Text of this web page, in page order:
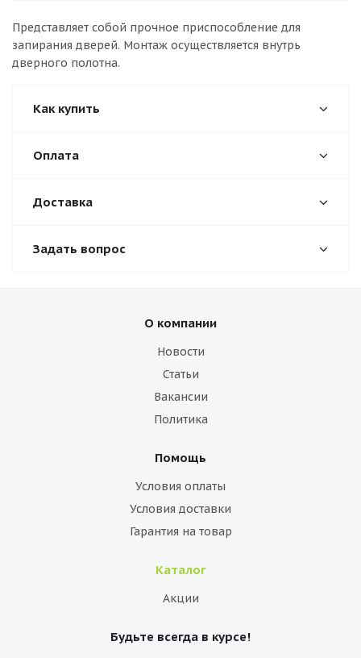
Представляет собой прочное приспособление для
запирания дверей. Монтаж осуществляется внутрь
дверного полотна.
Как купить
Оплата
Доставка
Задать вопрос
О компании
Новости
Статьи
Вакансии
Политика
Помощь
Условия оплаты
Условия доставки
Гарантия на товар
Каталог
Акции
Будьте всегда в курсе!